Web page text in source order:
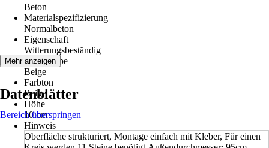
Beton
Materialspezifizierung
Normalbeton
Eigenschaft
Witterungsbeständig
Grundfarbe
Beige
Farbton
Beige
Höhe
10 cm
Hinweis
Oberfläche strukturiert, Montage einfach mit Kleber, Für einen
Mehr anzeigen
Datenblätter
Bereich überspringen